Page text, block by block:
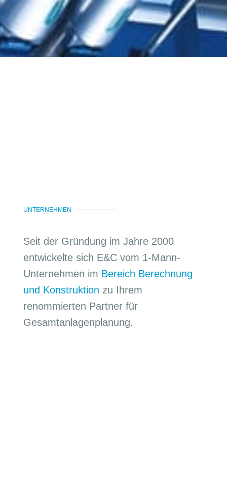
UNTERNEHMEN
Seit der Gründung im Jahre 2000
entwickelte sich E&C vom 1-Mann-
Unternehmen im Bereich Berechnung
und Konstruktionzu Ihrem
renommierten Partner für
Gesamtanlagenplanung.